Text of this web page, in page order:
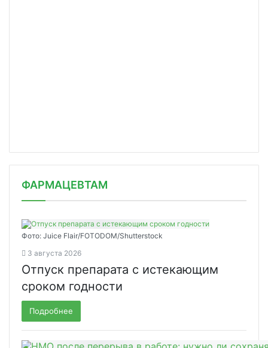
ФАРМАЦЕВТАМ
Фото: Juice Flair/FOTODOM/Shutterstoсk
3 августа 2026
Отпуск препарата с истекающим
сроком годности
Подробнее